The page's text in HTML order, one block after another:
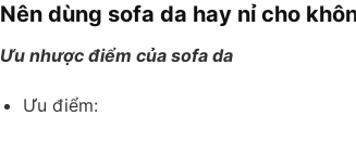
Nên dùng sofa da hay nỉ cho
Ưu nhược điểm của sofa da
Ưu điểm: